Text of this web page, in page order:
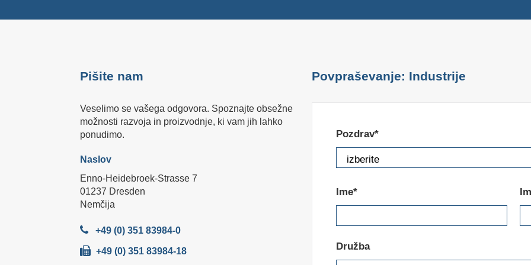
Pišite nam
Veselimo se vašega odgovora. Spoznajte obsežne
možnosti razvoja in proizvodnje, ki vam jih lahko
ponudimo.
Naslov
Enno-Heidebroek-Strasse 7
01237 Dresden
Nemčija
+49 (0) 351 83984-0
+49 (0) 351 83984-18
Povpraševanje: Industrije
Pozdrav*
Ime*
Družba